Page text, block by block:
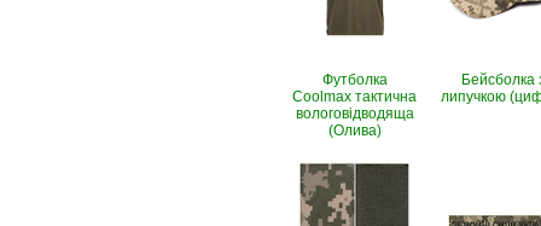
Футболка
Coolmax тактична
вологовiдводяща
(Олива)
Бейсболка
липучкою